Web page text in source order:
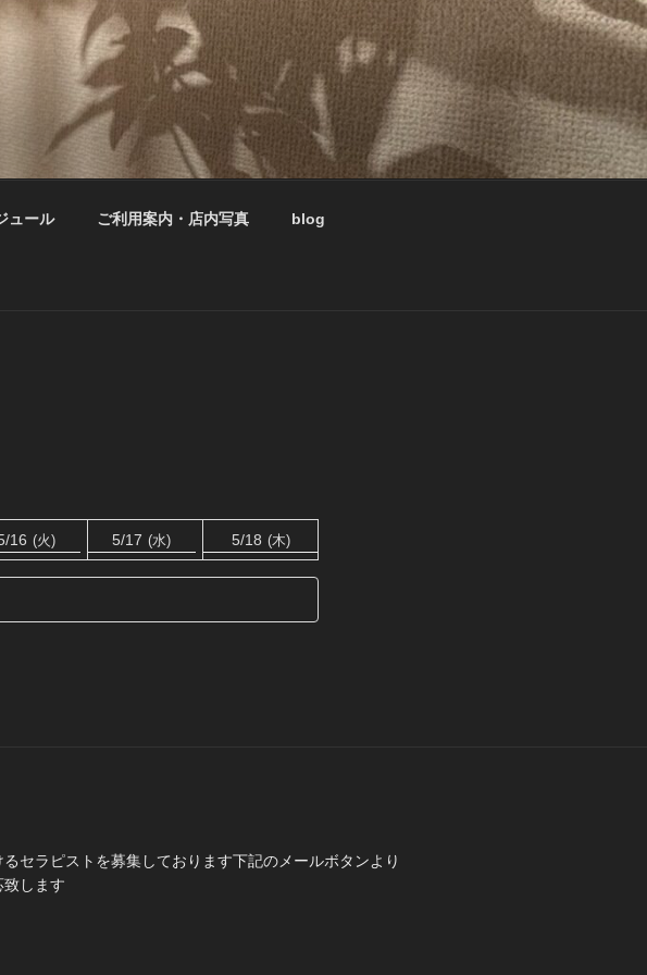
ュール ご利用案内・店内写真 blog
16 (火) 5/17 (水) 5/18 (木)
セラピストを募集しております下記のメールボタンより
致します